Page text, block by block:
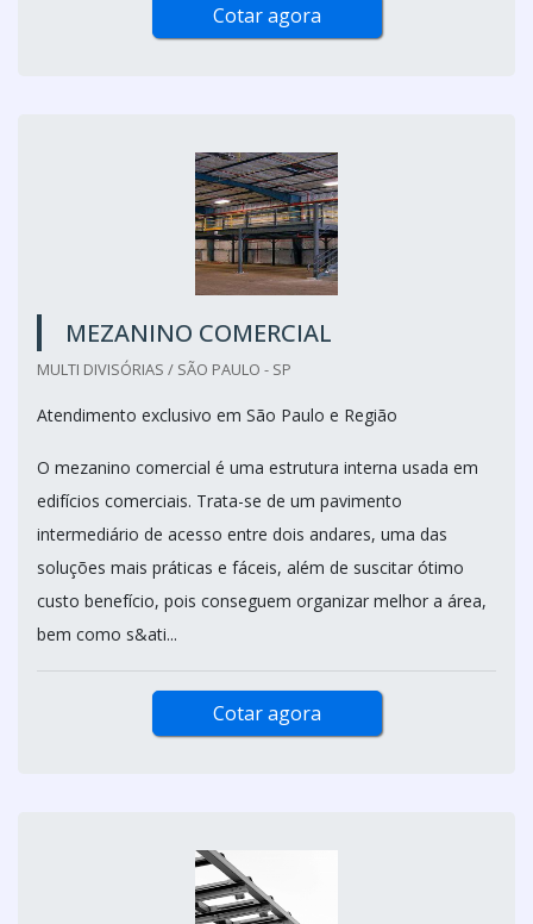
Cotar agora
MEZANINO COMERCIAL
MULTI DIVISÓRIAS / SÃO PAULO - SP
Atendimento exclusivo em São Paulo e Região
O mezanino comercial é uma estrutura interna usada em
edifícios comerciais. Trata-se de um pavimento
intermediário de acesso entre dois andares, uma das
soluções mais práticas e fáceis, além de suscitar ótimo
custo benefício, pois conseguem organizar melhor a área,
bem como s&ati...
Cotar agora